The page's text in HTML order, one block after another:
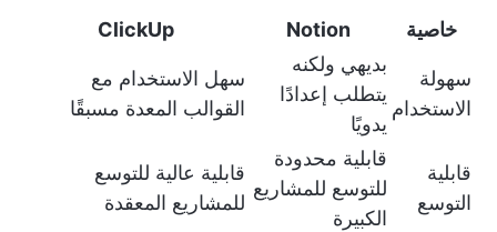
خاصية Notion
ClickUp
سهولة
الاستخدام
بديهي ولكنه
يتطلب إعدادًا
يدويًا
سهل الاستخدام مع
القوالب المعدة مسبقًا
قابلية
التوسع
قابلية محدودة
للتوسع للمشاريع
الكبيرة
قابلية عالية للتوسع
للمشاريع المعقدة